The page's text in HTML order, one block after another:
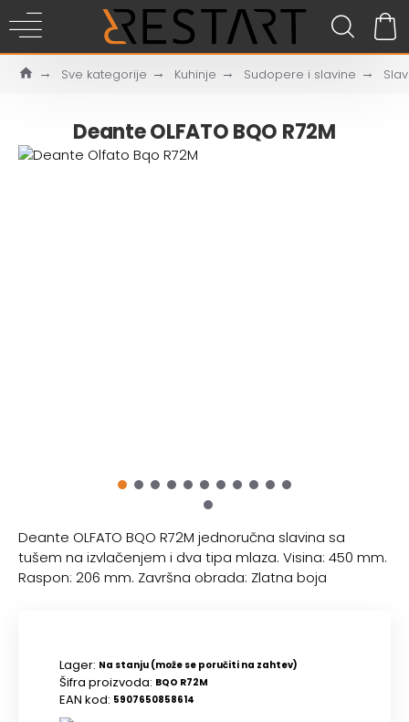
Sve kategorije Kuhinje Sudopere i slavine
Deante OLFATO BQO R72M
Deante OLFATO BQO R72M jednoručna slavina sa
tušem na izvlačenjem i dva tipa mlaza. Visina: 450 mm.
Raspon: 206 mm. Završna obrada: Zlatna boja
Lager: Na stanju (može se poručiti na zahtev)
Šifra proizvoda: BQO R72M
EAN kod: 5907650858614